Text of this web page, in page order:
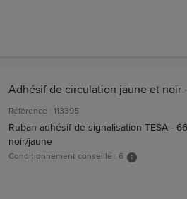
Adhésif de circulation jaune et noir
Référence : 113395
Ruban adhésif de signalisation TESA -
noir/jaune
Conditionnement conseillé : 6